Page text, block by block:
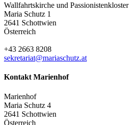
Wallfahrtskirche und Passionistenkloster
Maria Schutz 1
2641 Schottwien
Österreich
+43 2663 8208
sekretariat@mariaschutz.at
Kontakt Marienhof
Marienhof
Maria Schutz 4
2641 Schottwien
Österreich